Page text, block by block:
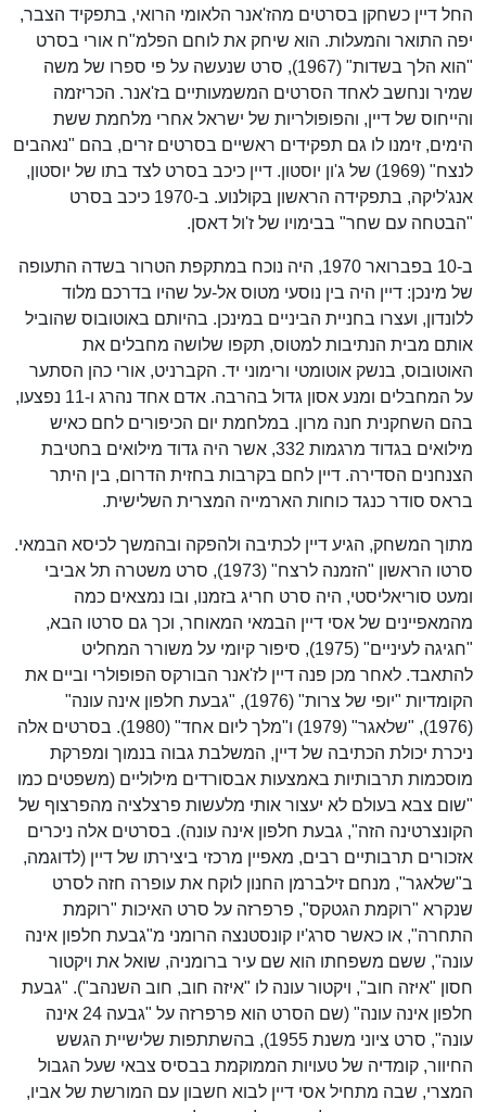
החל דיין כשחקן בסרטים מהז'אנר הלאומי הרואי, בתפקיד הצבר,
יפה התואר והמעלות. הוא שיחק את לוחם הפלמ"ח אורי בסרט
"הוא הלך בשדות" (1967), סרט שנעשה על פי ספרו של משה
שמיר ונחשב לאחד הסרטים המשמעותיים בז'אנר. הכריזמה
והייחוס של דיין, והפופולריות של ישראל אחרי מלחמת ששת
הימים, זימנו לו גם תפקידים ראשיים בסרטים זרים, בהם "נאהבים
לנצח" (1969) של ג'ון יוסטון. דיין כיכב בסרט לצד בתו של יוסטון,
אנג'ליקה, בתפקידה הראשון בקולנוע. ב-1970 כיכב בסרט
"הבטחה עם שחר" בבימויו של ז'ול דאסן.
ב-10 בפברואר 1970, היה נוכח במתקפת הטרור בשדה התעופה
של מינכן: דיין היה בין נוסעי מטוס אל-על שהיו בדרכם מלוד
ללונדון, ועצרו בחניית הביניים במינכן. בהיותם באוטובוס שהוביל
אותם מבית הנתיבות למטוס, תקפו שלושה מחבלים את
האוטובוס, בנשק אוטומטי ורימוני יד. הקברניט, אורי כהן הסתער
על המחבלים ומנע אסון גדול בהרבה. אדם אחד נהרג ו-11 נפצעו,
בהם השחקנית חנה מרון. במלחמת יום הכיפורים לחם כאיש
מילואים בגדוד מרגמות 332, אשר היה גדוד מילואים בחטיבת
הצנחנים הסדירה. דיין לחם בקרבות בחזית הדרום, בין היתר
בראס סודר כנגד כוחות הארמייה המצרית השלישית.
מתוך המשחק, הגיע דיין לכתיבה ולהפקה ובהמשך לכיסא הבמאי.
סרטו הראשון "הזמנה לרצח" (1973), סרט משטרה תל אביבי
ומעט סוריאליסטי, היה סרט חריג בזמנו, ובו נמצאים כמה
מהמאפיינים של אסי דיין הבמאי המאוחר, וכך גם סרטו הבא,
"חגיגה לעיניים" (1975), סיפור קיומי על משורר המחליט
להתאבד. לאחר מכן פנה דיין לז'אנר הבורקס הפופולרי וביים את
הקומדיות "יופי של צרות" (1976), "גבעת חלפון אינה עונה"
(1976), "שלאגר" (1979) ו"מלך ליום אחד" (1980). בסרטים אלה
ניכרת יכולת הכתיבה של דיין, המשלבת גבוה בנמוך ומפרקת
מוסכמות תרבותיות באמצעות אבסורדים מילוליים (משפטים כמו
"שום צבא בעולם לא יעצור אותי מלעשות פרצלציה מהפרצוף של
הקונצרטינה הזה", גבעת חלפון אינה עונה). בסרטים אלה ניכרים
אזכורים תרבותיים רבים, מאפיין מרכזי ביצירתו של דיין (לדוגמה,
ב"שלאגר", מנחם זילברמן החנון לוקח את עופרה חזה לסרט
שנקרא "רוקמת הגטקס", פרפרזה על סרט האיכות "רוקמת
התחרה", או כאשר סרג'יו קונסטנצה הרומני מ"גבעת חלפון אינה
עונה", ששם משפחתו הוא שם עיר ברומניה, שואל את ויקטור
חסון "איזה חוב", ויקטור עונה לו "איזה חוב, חוב השנהב"). "גבעת
חלפון אינה עונה" (שם הסרט הוא פרפרזה על "גבעה 24 אינה
עונה", סרט ציוני משנת 1955), בהשתתפות שלישיית הגשש
החיוור, קומדיה של טעויות הממוקמת בבסיס צבאי שעל הגבול
המצרי, שבה מתחיל אסי דיין לבוא חשבון עם המורשת של אביו,